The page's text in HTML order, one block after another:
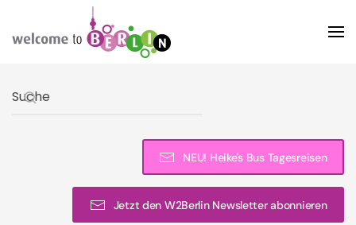
Skip to main content
NEU! Heike's Bus Tagesreisen
Jetzt den W2Berlin Newsletter abonnieren